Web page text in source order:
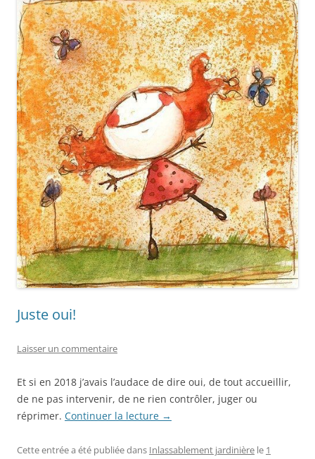
Juste oui!
Laisser un commentaire
Et si en 2018 j’avais l’audace de dire oui, de tout accueillir,
de ne pas intervenir, de ne rien contrôler, juger ou
réprimer. Continuer la lecture →
Cette entrée a été publiée dans Inlassablement jardinière le 1